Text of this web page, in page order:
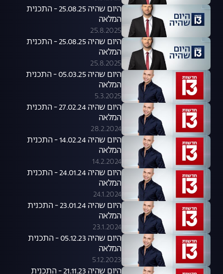
היום שהיה 25.08.25 - התכנית
המלאה
25.8.2025
היום שהיה 25.08.25 - התכנית
המלאה
25.8.2025
היום שהיה 05.03.25 - התכנית
המלאה
5.3.2025
היום שהיה 27.02.24 - התכנית
המלאה
28.2.2024
היום שהיה 14.02.24 - התכנית
המלאה
14.2.2024
היום שהיה 24.01.24 - התכנית
המלאה
24.1.2024
היום שהיה 23.01.24 - התכנית
המלאה
23.1.2024
היום שהיה 05.12.23 - התכנית
המלאה
5.12.2023
היום שהיה 21.11.23 - התכנית